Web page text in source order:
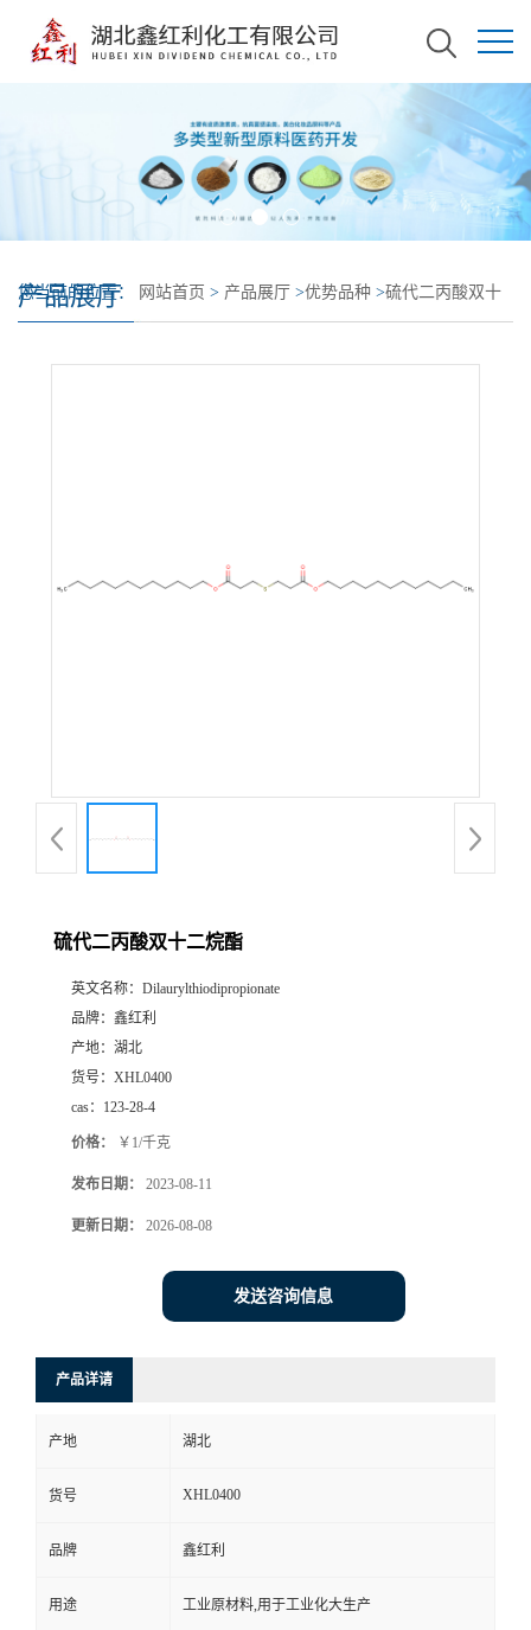
产品展厅
您当前的位置： 网站首页 > 产品展厅 >优势品种 >硫代二丙酸双十
硫代二丙酸双十二烷酯
英文名称： Dilaurylthiodipropionate
品牌： 鑫红利
产地： 湖北
货号： XHL0400
cas： 123-28-4
价格： ￥1/千克
发布日期： 2023-08-11
更新日期： 2026-08-08
发送咨询信息
产品详请
产地 湖北
货号 XHL0400
品牌 鑫红利
用途 工业原材料,用于工业化大生产